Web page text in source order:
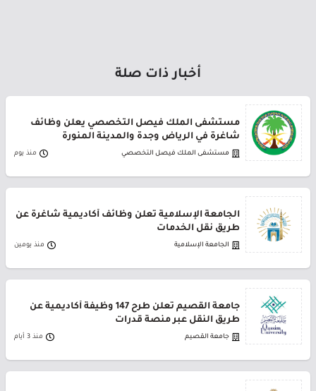
أخبار ذات صلة
مستشفى الملك فيصل التخصصي يعلن وظائف
شاغرة في الرياض وجدة والمدينة المنورة
مستشفى الملك فيصل التخصصي منذ يوم
الجامعة الإسلامية تعلن وظائف أكاديمية شاغرة عن
طريق نقل الخدمات
الجامعة الإسلامية منذ يومين
جامعة القصيم تعلن طرح 147 وظيفة أكاديمية عن
طريق النقل عبر منصة قدرات
جامعة القصيم منذ 3 أيام